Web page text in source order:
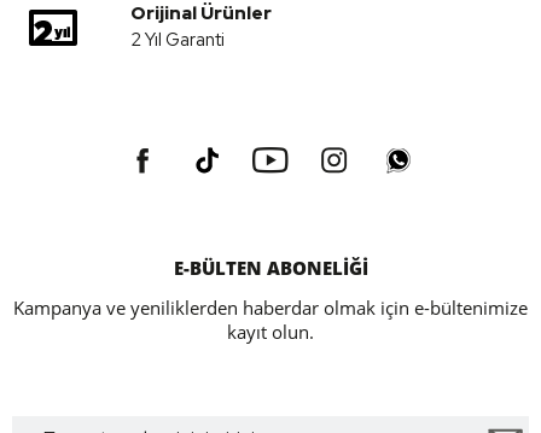
Orijinal Ürünler
2 Yıl Garanti
E-BÜLTEN ABONELİĞİ
Kampanya ve yeniliklerden haberdar olmak için e-bültenimize
kayıt olun.